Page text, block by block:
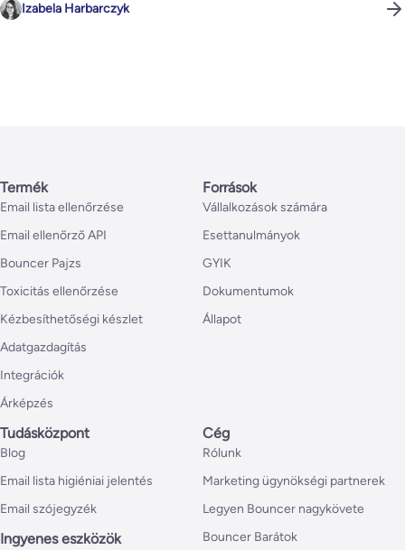
Izabela Harbarczyk
Termék
Email lista ellenőrzése
Email ellenőrző API
Bouncer Pajzs
Toxicitás ellenőrzése
Kézbesíthetőségi készlet
Adatgazdagítás
Integrációk
Árképzés
Források
Vállalkozások számára
Esettanulmányok
GYIK
Dokumentumok
Állapot
Tudásközpont
Blog
Email lista higiéniai jelentés
Email szójegyzék
Ingyenes eszközök
Cég
Rólunk
Marketing ügynökségi partnerek
Legyen Bouncer nagykövete
Bouncer Barátok